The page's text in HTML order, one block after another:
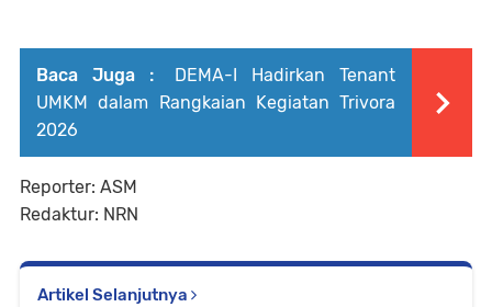
Baca Juga :
DEMA-I Hadirkan Tenant
UMKM dalam Rangkaian Kegiatan Trivora
2026
Reporter: ASM
Redaktur: NRN
Artikel Selanjutnya